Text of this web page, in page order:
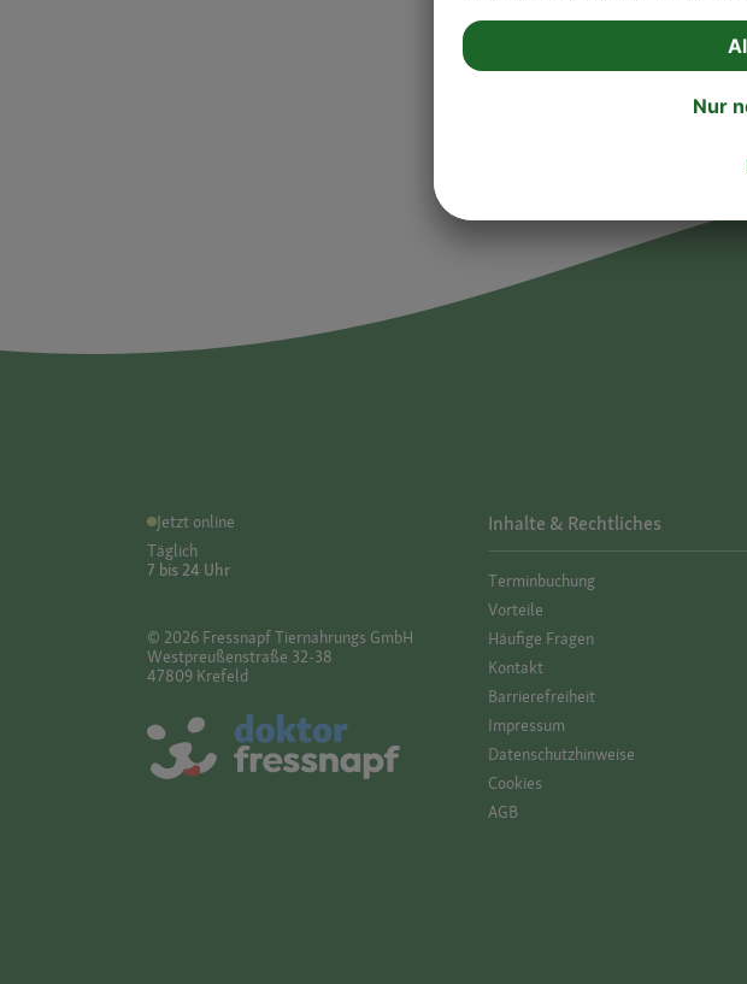
Jetzt online
Täglich
7 bis 24 Uhr
© 2026 Fressnapf Tiernahrungs GmbH
Westpreußenstraße 32-38
47809 Krefeld
Inhalte & Rechtliches
Termin­buchung
Vorteile
Häufige Fragen
Kontakt
Barrierefreiheit
Impressum
Datenschutz­hinweise
Cookies
AGB